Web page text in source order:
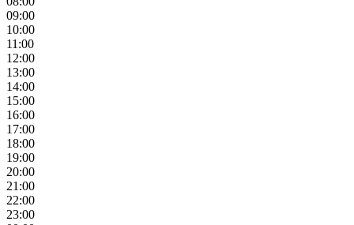
09:00
10:00
11:00
12:00
13:00
14:00
15:00
16:00
17:00
18:00
19:00
20:00
21:00
22:00
23:00